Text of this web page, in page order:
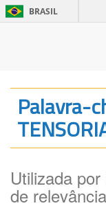
BRASIL
Palavra-
Utilizada
de relevância